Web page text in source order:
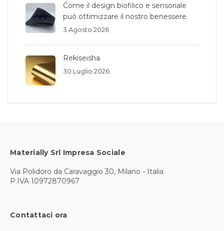
Come il design biofilico e sensoriale
può ottimizzare il nostro benessere
3 Agosto 2026
Rekiseisha
30 Luglio 2026
Materially Srl Impresa Sociale
Via Polidoro da Caravaggio 30, Milano - Italia
P.IVA 10972870967
Contattaci ora